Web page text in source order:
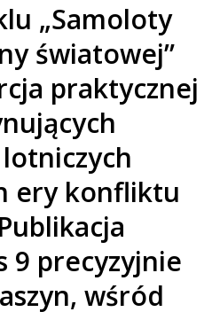
„Samoloty
światowej”
praktycznej
lotniczych
ery konfliktu
9 precyzyjnie
wśród